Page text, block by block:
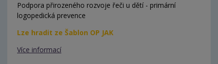
Podpora přirozeného rozvoje řeči u dětí - primární
logopedická prevence
Lze hradit ze Šablon OP JAK
Více informací